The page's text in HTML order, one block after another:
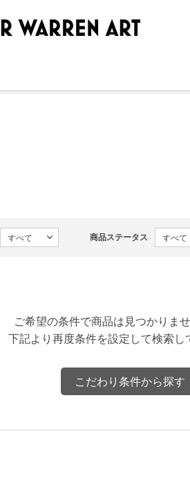
商品ステータス
ご希望の条件で商品は見つかりませ
下記より再度条件を設定して検索し
こだわり条件から探す